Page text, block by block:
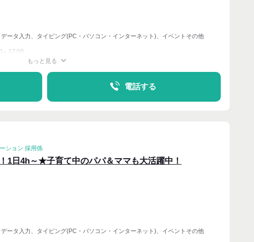
ータ入力、タイピング(PC・パソコン・インターネット)、イベントその他
～17:00
もっと見る
電話する
ション 採用係
日4h～★子育て中のパパ＆ママも大活躍中！
ータ入力、タイピング(PC・パソコン・インターネット)、イベントその他